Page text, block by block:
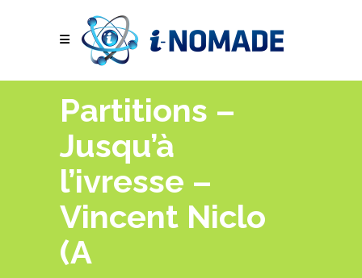
Partitions –
Jusqu’à
l’ivresse –
Vincent Niclo
(A